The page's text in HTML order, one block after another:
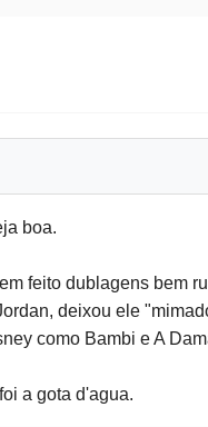
boa.
feito dublagens bem
deixou ele
como Bambi e A
a gota d'agua.